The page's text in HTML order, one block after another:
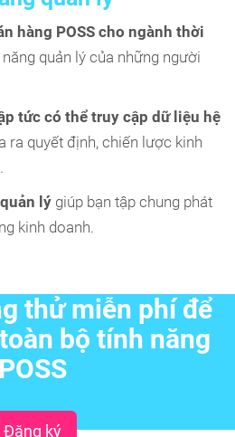
hàng POSS cho ngành thời
quản lý của những người
tức có thể truy cập dữ liệu hệ
ra quyết định, chiến lược kinh
lý giúp bạn tập chung phát
kinh doanh.
thử miễn phí để
bộ tính năng
POSS
Đăng ký